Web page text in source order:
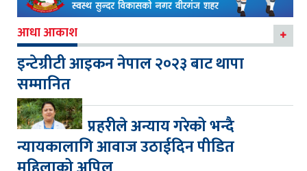
आधा आकाश
इन्टेग्रीटी आइकन नेपाल २०२३ बाट थापा
सम्मानित
प्रहरीले अन्याय गरेको भन्दै
न्यायकालागि आवाज उठाईदिन पीडित